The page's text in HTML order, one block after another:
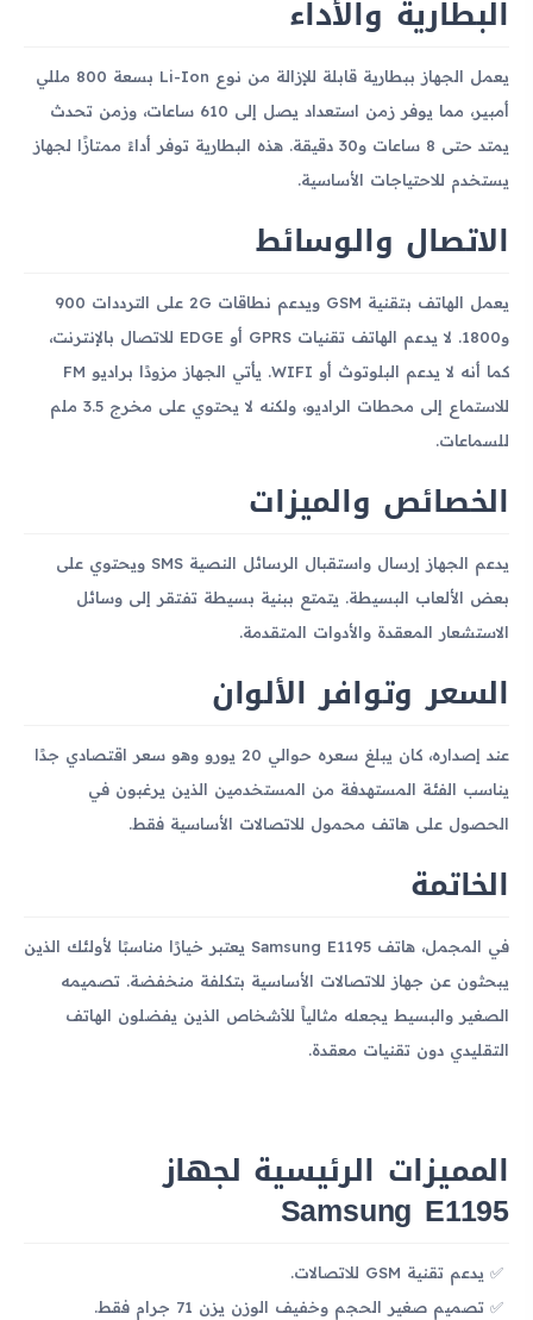
البطارية والأداء
يعمل الجهاز ببطارية قابلة للإزالة من نوع Li-Ion بسعة 800 مللي
أمبير، مما يوفر زمن استعداد يصل إلى 610 ساعات، وزمن تحدث
يمتد حتى 8 ساعات و30 دقيقة. هذه البطارية توفر أداءً ممتازًا لجهاز
يستخدم للاحتياجات الأساسية.
الاتصال والوسائط
يعمل الهاتف بتقنية GSM ويدعم نطاقات 2G على الترددات 900
و1800. لا يدعم الهاتف تقنيات GPRS أو EDGE للاتصال بالإنترنت،
كما أنه لا يدعم البلوتوث أو WIFI. يأتي الجهاز مزودًا براديو FM
للاستماع إلى محطات الراديو، ولكنه لا يحتوي على مخرج 3.5 ملم
للسماعات.
الخصائص والميزات
يدعم الجهاز إرسال واستقبال الرسائل النصية SMS ويحتوي على
بعض الألعاب البسيطة. يتمتع ببنية بسيطة تفتقر إلى وسائل
الاستشعار المعقدة والأدوات المتقدمة.
السعر وتوافر الألوان
عند إصداره، كان يبلغ سعره حوالي 20 يورو وهو سعر اقتصادي جدًا
يناسب الفئة المستهدفة من المستخدمين الذين يرغبون في
الحصول على هاتف محمول للاتصالات الأساسية فقط.
الخاتمة
في المجمل، هاتف Samsung E1195 يعتبر خيارًا مناسبًا لأولئك الذين
يبحثون عن جهاز للاتصالات الأساسية بتكلفة منخفضة. تصميمه
الصغير والبسيط يجعله مثالياً للأشخاص الذين يفضلون الهاتف
التقليدي دون تقنيات معقدة.
المميزات الرئيسية لجهاز
Samsung E1195
يدعم تقنية GSM للاتصالات.
تصميم صغير الحجم وخفيف الوزن يزن 71 جرام فقط.